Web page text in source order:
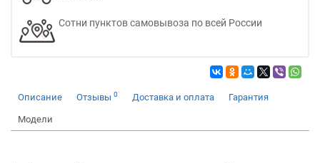
Сотни пунктов самовывоза по всей России
Описание Отзывы 0 Доставка и оплата Гарантия
Модели